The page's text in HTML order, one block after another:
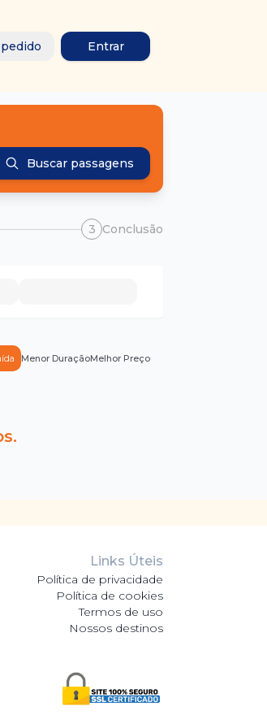
Entrar
Buscar passagens
3 Conclusão
Menor DuraçãoMelhor Preço
Links Úteis
Política de privacidade
Política de cookies
Termos de uso
Nossos destinos